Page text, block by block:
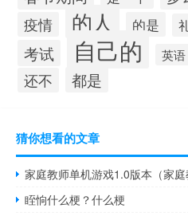
疫情
的人 的是
考试 自己的 英语
还不 都是
猜你想看的文章
家庭教师单机游戏1.0版本（家庭
眰恦什么梗？什么梗